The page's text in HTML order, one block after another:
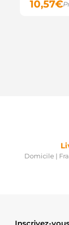
10,57€
Domicile |